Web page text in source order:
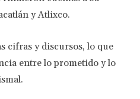
y Atlixco.
cifras y discursos, lo que
entre lo prometido y lo